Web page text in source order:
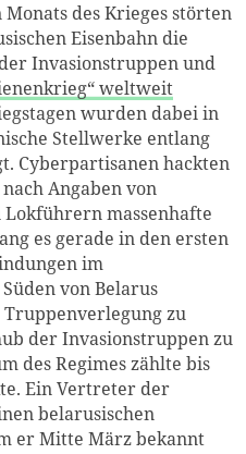
des Krieges störten
Eisenbahn die
Invasionstruppen und
weltweit
wurden dabei in
Stellwerke entlang
Cyberpartisanen hackten
Angaben von
Lokführern massenhafte
es gerade in den ersten
im
von Belarus
zu
der Invasionstruppen zu
des Regimes zählte bis
Ein Vertreter der
belarusischen
er Mitte März bekannt